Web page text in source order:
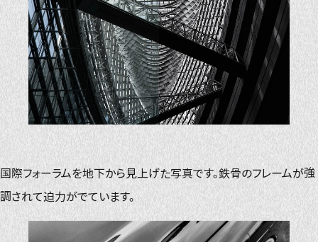
国際フォーラムを地下から見上げた写真です。鉄骨のフレームが強
調されて迫力がでています。